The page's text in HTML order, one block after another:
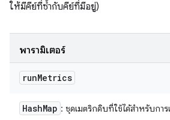
ให้มีคีย์ที่ซ้ำกับคีย์ที่มีอยู่)
พารามิเตอร์
runMetrics
HashMap : ชุดเมตริกดิบที่ใช้ได้สำหรับการ